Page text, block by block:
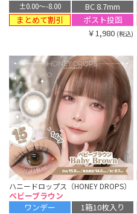
±0.00〜-8.00
BC 8.7mm
まとめて割引
ポスト投函
￥1,980 (税込)
ハニードロップス（HONEY DROPS）
ベビーブラウン
ワンデー
1箱10枚入り